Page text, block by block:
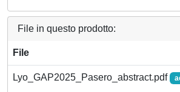
File in questo prodotto:
File
Lyo_GAP2025_Pasero_abstract.pdf